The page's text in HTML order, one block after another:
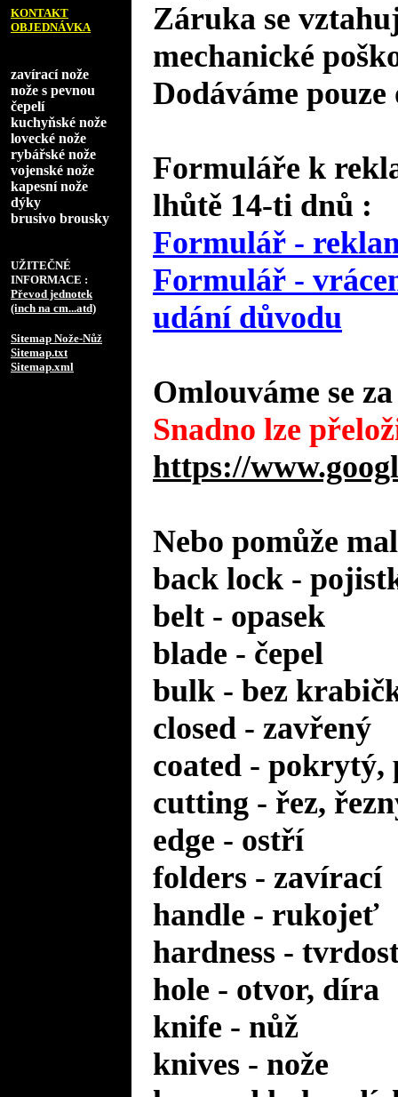
KONTAKT
OBJEDNÁVKA
zavírací nože
nože s pevnou
čepelí
kuchyňské nože
lovecké nože
rybářské nože
vojenské nože
kapesní nože
dýky
brusivo brousky
UŽITEČNÉ
INFORMACE :
Převod jednotek
(inch na cm...atd)
Sitemap Nože-Nůž
Sitemap.txt
Sitemap.xml
Záruka se
mechanické
Dodáváme
Formuláře k
lhůtě 14-ti dnů :
Formulář -
Formulář -
udání důvodu
Omlouváme se
Snadno lze
https://
Nebo pomůže
back lock -
belt - opasek
blade - čepel
bulk - bez
closed - zavřený
coated - pokrytý,
cutting - řez,
edge - ostří
folders - zavírací
handle - rukojeť
hardness -
hole - otvor, díra
knife - nůž
knives - nože